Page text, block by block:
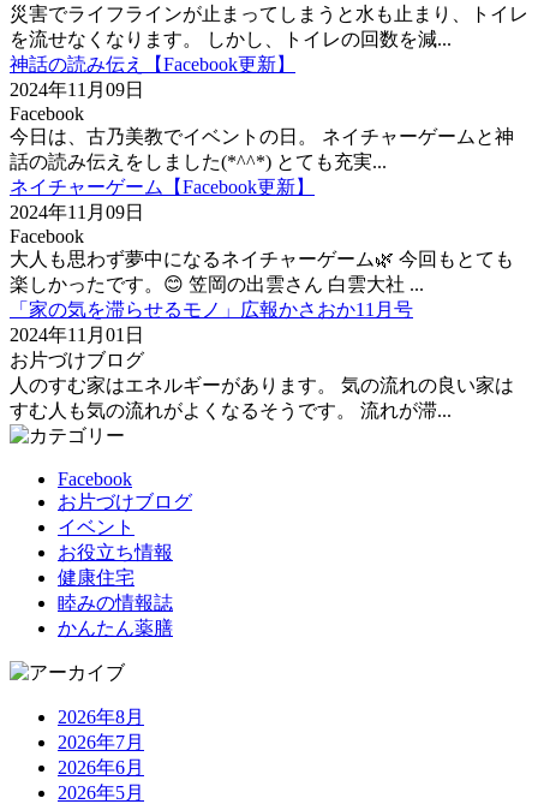
災害でライフラインが止まってしまうと水も止まり、トイレ
を流せなくなります。 しかし、トイレの回数を減...
神話の読み伝え【Facebook更新】
2024年11月09日
Facebook
今日は、古乃美教でイベントの日。 ネイチャーゲームと神
話の読み伝えをしました(*^^*) とても充実...
ネイチャーゲーム【Facebook更新】
2024年11月09日
Facebook
大人も思わず夢中になるネイチャーゲーム🌿 今回もとても
楽しかったです。😊 笠岡の出雲さん 白雲大社 ...
「家の気を滞らせるモノ」広報かさおか11月号
2024年11月01日
お片づけブログ
人のすむ家はエネルギーがあります。 気の流れの良い家は
すむ人も気の流れがよくなるそうです。 流れが滞...
Facebook
お片づけブログ
イベント
お役立ち情報
健康住宅
睦みの情報誌
かんたん薬膳
2026年8月
2026年7月
2026年6月
2026年5月